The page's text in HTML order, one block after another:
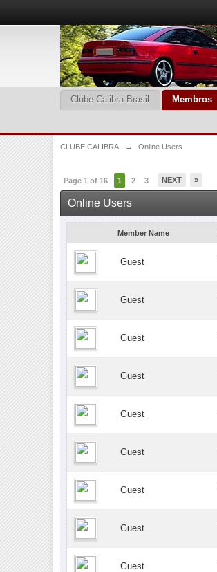
Clube Calibra Brasil Membros
CLUBE CALIBRA → Online Users
Page 1 of 16 1 2 3 NEXT »
Online Users
Member Name
Guest
Guest
Guest
Guest
Guest
Guest
Guest
Guest
Guest